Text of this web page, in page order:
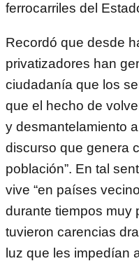
ferrocarriles del
Recordó que desde
privatizadores han
ciudadanía que los
que el hecho de
y desmantelamiento
discurso que genera
población”. En tal
vive “en países
durante tiempos muy
tuvieron carencias
luz que les impedían